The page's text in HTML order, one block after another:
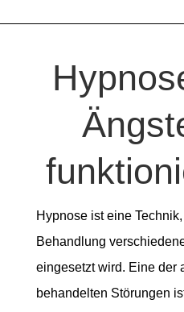
Hypnose ist eine
Behandlung
eingesetzt wird. Eine der
behandelten Störungen